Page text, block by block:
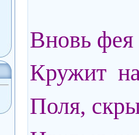
Вновь фея
Кружит
Поля,